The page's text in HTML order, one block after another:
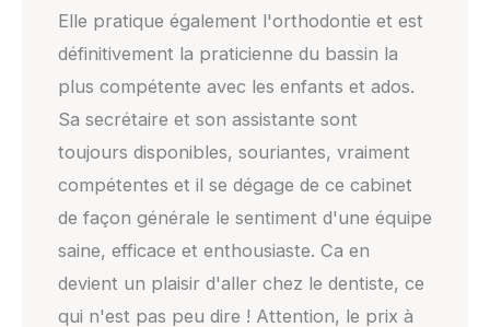
Elle pratique également l'orthodontie et est
définitivement la praticienne du bassin la
plus compétente avec les enfants et ados.
Sa secrétaire et son assistante sont
toujours disponibles, souriantes, vraiment
compétentes et il se dégage de ce cabinet
de façon générale le sentiment d'une équipe
saine, efficace et enthousiaste. Ca en
devient un plaisir d'aller chez le dentiste, ce
qui n'est pas peu dire ! Attention, le prix à